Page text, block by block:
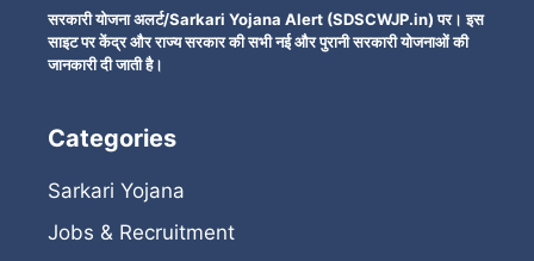
सरकारी योजना अलर्ट/Sarkari Yojana Alert (SDSCWJP.in) पर। इस
साइट पर केंद्र और राज्य सरकार की सभी नई और पुरानी सरकारी योजनाओं की
जानकारी दी जाती है।
Categories
Sarkari Yojana
Jobs & Recruitment